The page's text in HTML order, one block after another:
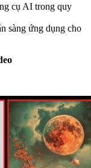
cụ AI trong quy
sàng ứng dụng cho